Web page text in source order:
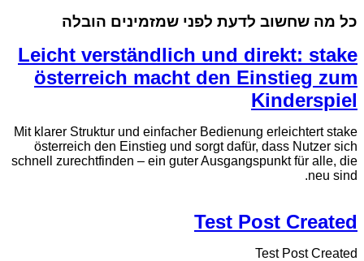
כל מה שחשוב לדעת לפני שמזמינים הובלה
Leicht verständlich und direkt: stake
österreich macht den Einstieg zum
Kinderspiel
Mit klarer Struktur und einfacher Bedienung erleichtert stake
österreich den Einstieg und sorgt dafür, dass Nutzer sich
schnell zurechtfinden – ein guter Ausgangspunkt für alle, die
neu sind.
Test Post Created
Test Post Created